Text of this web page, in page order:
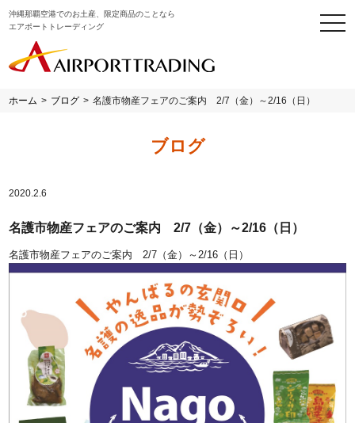
沖縄那覇空港でのお土産、限定商品のことなら
エアポートトレーディング
ホーム > ブログ > 名護市物産フェアのご案内 2/7（金）～2/16（日）
ブログ
2020.2.6
名護市物産フェアのご案内 2/7（金）～2/16（日）
名護市物産フェアのご案内 2/7（金）～2/16（日）